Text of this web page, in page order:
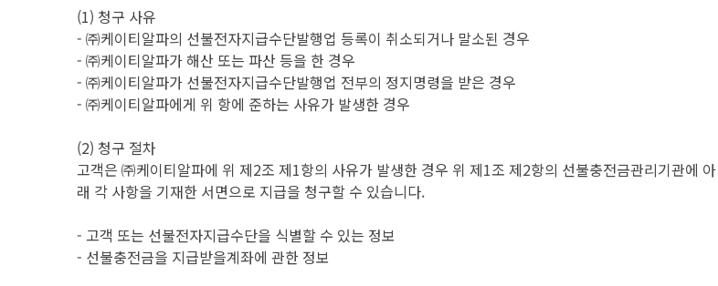
(1) 청구 사유
- ㈜케이티알파의 선불전자지급수단발행업 등록이 취소되거나 말소된 경우
- ㈜케이티알파가 해산 또는 파산 등을 한 경우
- ㈜케이티알파가 선불전자지급수단발행업 전부의 정지명령을 받은 경우
- ㈜케이티알파에게 위 항에 준하는 사유가 발생한 경우
(2) 청구 절차
고객은 ㈜케이티알파에 위 제2조 제1항의 사유가 발생한 경우 위 제1조 제2항의 선불충전금관리기관에 아
래 각 사항을 기재한 서면으로 지급을 청구할 수 있습니다.
- 고객 또는 선불전자지급수단을 식별할 수 있는 정보
- 선불충전금을 지급받을계좌에 관한 정보